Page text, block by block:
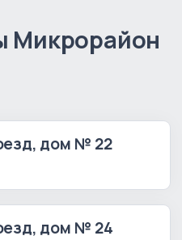
Микрорайон
дом № 22
дом № 24